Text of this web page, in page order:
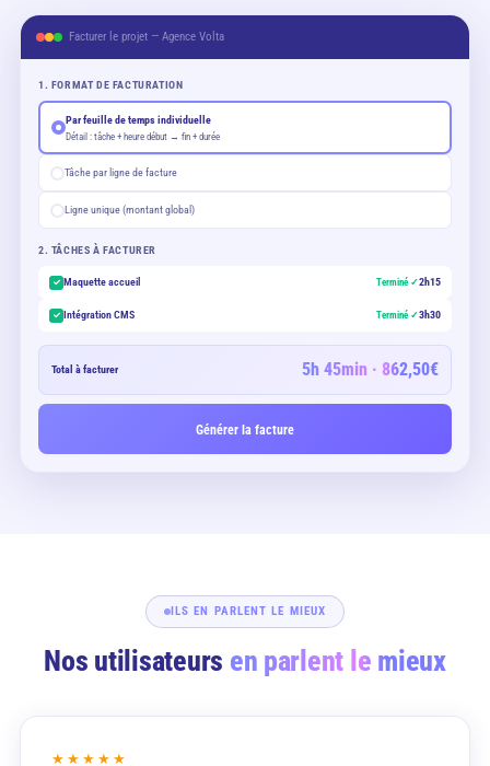
Facturer le projet — Agence Volta
1. FORMAT DE FACTURATION
Par feuille de temps individuelle
Détail : tâche + heure début → fin + durée
Tâche par ligne de facture
Ligne unique (montant global)
2. TÂCHES À FACTURER
Maquette accueil Terminé ✓2h15
Intégration CMS Terminé ✓3h30
Total à facturer 5h 45min · 862,50€
Générer la facture
ILS EN PARLENT LE MIEUX
Nos utilisateurs en parlent le mieux
★★★★★